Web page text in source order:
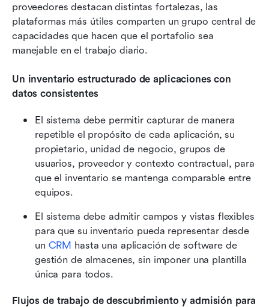
proveedores destacan distintas fortalezas, las
plataformas más útiles comparten un grupo central de
capacidades que hacen que el portafolio sea
manejable en el trabajo diario.
Un inventario estructurado de aplicaciones con
datos consistentes
El sistema debe permitir capturar de manera
repetible el propósito de cada aplicación, su
propietario, unidad de negocio, grupos de
usuarios, proveedor y contexto contractual, para
que el inventario se mantenga comparable entre
equipos.
El sistema debe admitir campos y vistas flexibles
para que su inventario pueda representar desde
un CRM hasta una aplicación de software de
gestión de almacenes, sin imponer una plantilla
única para todos.
Flujos de trabajo de descubrimiento y admisión para